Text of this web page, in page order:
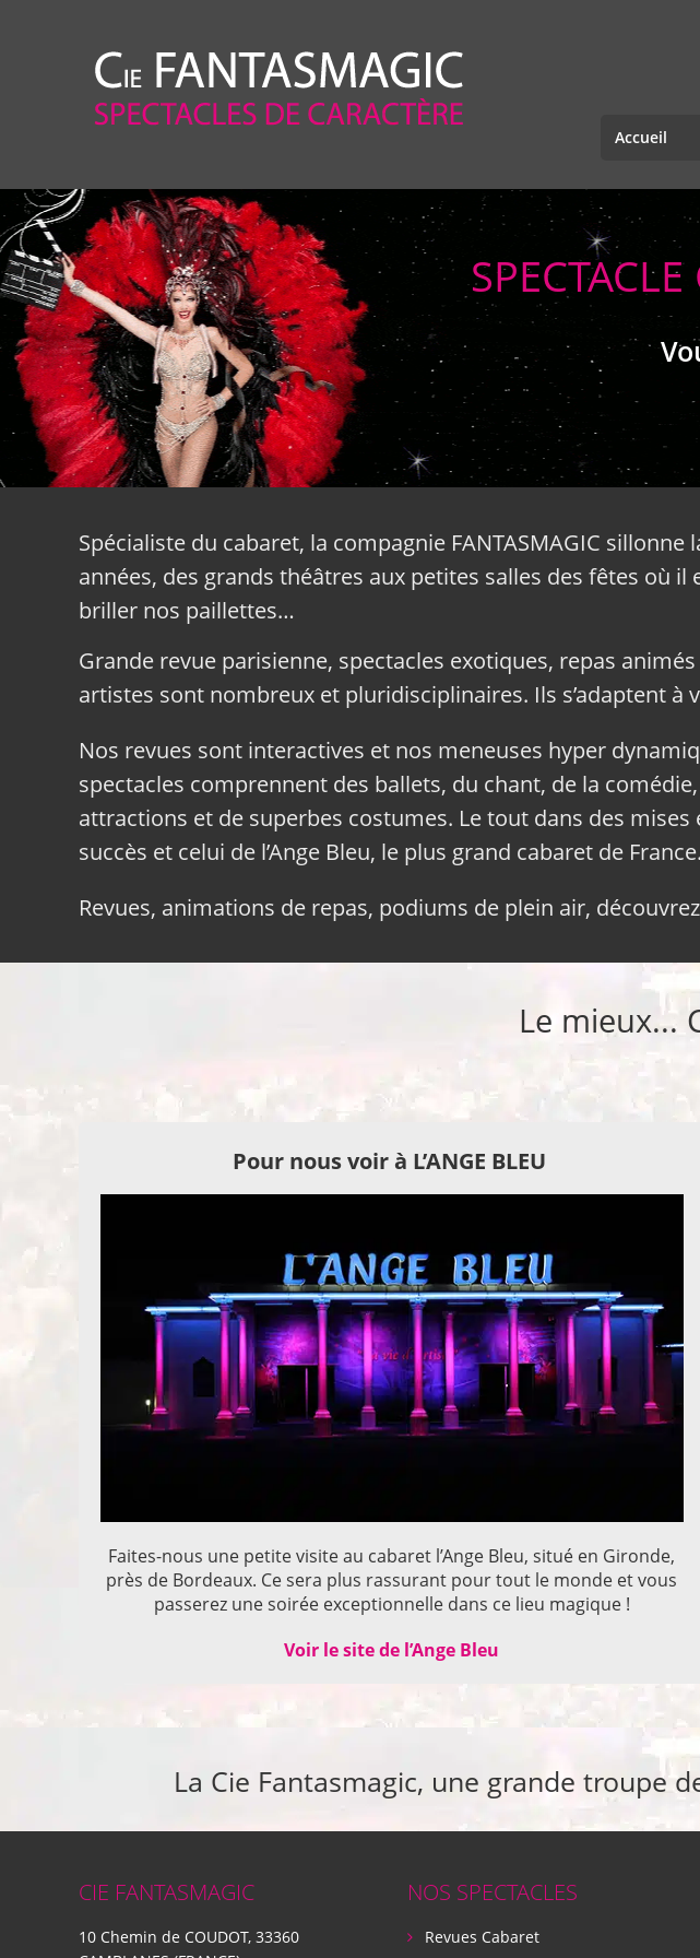
Accueil
Spécialiste du cabaret, la compagnie FANTASMAGIC sillonne
années, des grands théâtres aux petites salles des fêtes où il
briller nos paillettes…
Grande revue parisienne, spectacles exotiques, repas
artistes sont nombreux et pluridisciplinaires. Ils s’adaptent à
Nos revues sont interactives et nos meneuses hyper
spectacles comprennent des ballets, du chant, de la
attractions et de superbes costumes. Le tout dans des
succès et celui de l’Ange Bleu, le plus grand cabaret de France.
Revues, animations de repas, podiums de plein air,
Le mieux...
Pour nous voir à L’ANGE BLEU
Faites-nous une petite visite au cabaret l’Ange Bleu, situé en Gironde,
près de Bordeaux. Ce sera plus rassurant pour tout le monde et vous
passerez une soirée exceptionnelle dans ce lieu magique !
Voir le site de l’Ange Bleu
La Cie Fantasmagic, une grande troupe
CIE FANTASMAGIC
10 Chemin de COUDOT, 33360
NOS SPECTACLES
Revues Cabaret